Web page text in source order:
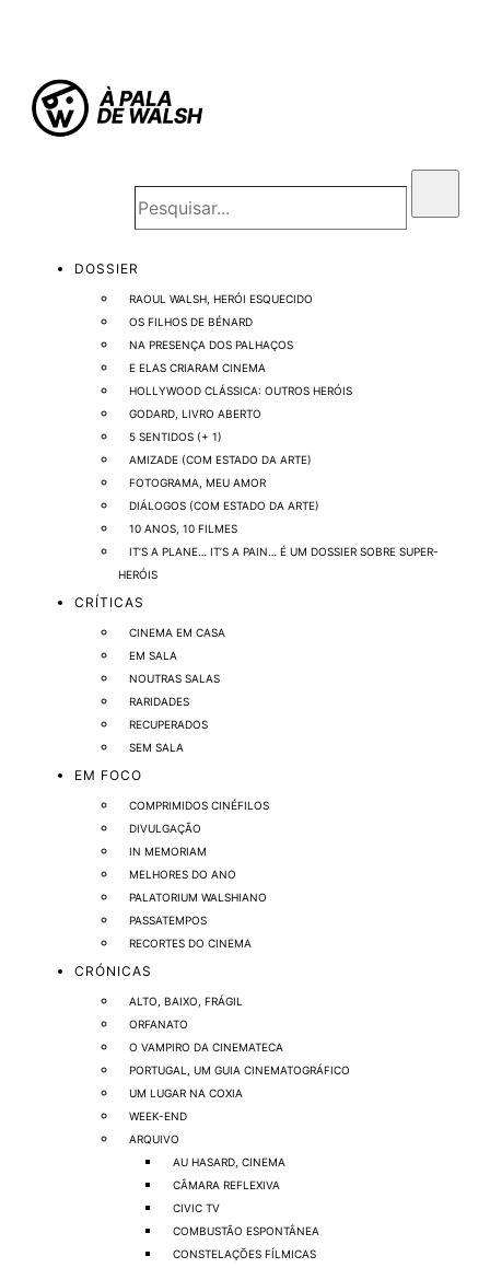
DOSSIER
RAOUL WALSH, HERÓI ESQUECIDO
OS FILHOS DE BÉNARD
NA PRESENÇA DOS PALHAÇOS
E ELAS CRIARAM CINEMA
HOLLYWOOD CLÁSSICA: OUTROS HERÓIS
GODARD, LIVRO ABERTO
5 SENTIDOS (+ 1)
AMIZADE (COM ESTADO DA ARTE)
FOTOGRAMA, MEU AMOR
DIÁLOGOS (COM ESTADO DA ARTE)
10 ANOS, 10 FILMES
IT’S A PLANE… IT’S A PAIN… É UM DOSSIER SOBRE SUPER-
HERÓIS
CRÍTICAS
CINEMA EM CASA
EM SALA
NOUTRAS SALAS
RARIDADES
RECUPERADOS
SEM SALA
EM FOCO
COMPRIMIDOS CINÉFILOS
DIVULGAÇÃO
IN MEMORIAM
MELHORES DO ANO
PALATORIUM WALSHIANO
PASSATEMPOS
RECORTES DO CINEMA
CRÓNICAS
ALTO, BAIXO, FRÁGIL
ORFANATO
O VAMPIRO DA CINEMATECA
PORTUGAL, UM GUIA CINEMATOGRÁFICO
UM LUGAR NA COXIA
WEEK-END
ARQUIVO
AU HASARD, CINEMA
CÂMARA REFLEXIVA
CIVIC TV
COMBUSTÃO ESPONTÂNEA
CONSTELAÇÕES FÍLMICAS